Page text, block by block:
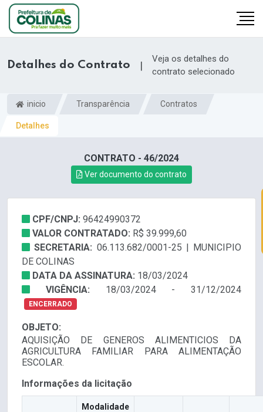
Detalhes do Contrato |
Veja os detalhes do
contrato selecionado
inicio Transparência Contratos
Detalhes
CONTRATO - 46/2024
Ver documento do contrato
CPF/CNPJ: 96424990372
VALOR CONTRATADO: R$ 39.999,60
SECRETARIA: 06.113.682/0001-25 | MUNICIPIO
DE COLINAS
DATA DA ASSINATURA: 18/03/2024
VIGÊNCIA: 18/03/2024 - 31/12/2024
ENCERRADO
OBJETO:
AQUISIÇÃO DE GENEROS ALIMENTICIOS DA
AGRICULTURA FAMILIAR PARA ALIMENTAÇÃO
ESCOLAR.
Informações da licitação
Modalidade